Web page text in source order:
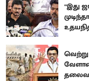
“இது